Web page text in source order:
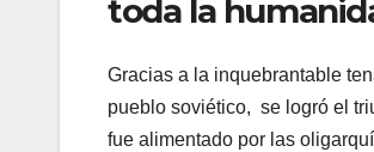
toda la
Gracias a la inquebrantable
pueblo soviético, se logró el
fue alimentado por las